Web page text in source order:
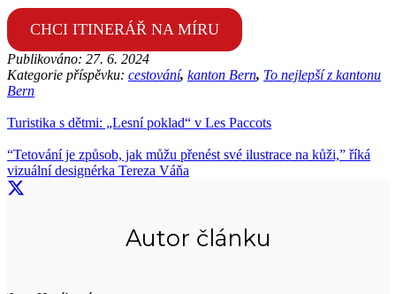
CHCI ITINERÁŘ NA MÍRU
Publikováno: 27. 6. 2024
Kategorie příspěvku: cestování, kanton Bern, To nejlepší z kantonu
Bern
Turistika s dětmi: „Lesní poklad“ v Les Paccots
“Tetování je způsob, jak můžu přenést své ilustrace na kůži,” říká
vizuální designérka Tereza Váňa
Autor článku